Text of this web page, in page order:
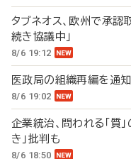
タブネオス、欧州で承
続き協議中」
8/6 19:12
医政局の組織再編を
8/6 19:02
企業統治、問われる「
き」批判も
8/6 18:50